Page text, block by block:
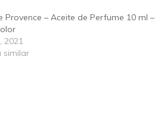
Provence – Aceite de Perfume 10 ml –
2021
similar